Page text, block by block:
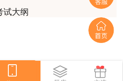
获的不仅是证书和技能，更
路人，让我相信只要选对方
能突破自己的天花板，真心
试大纲